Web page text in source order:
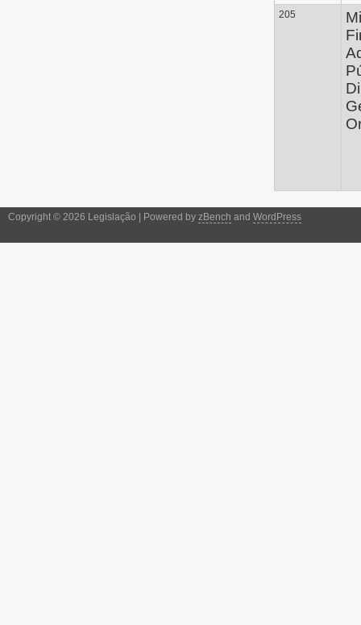
205
Copyright © 2026 Legislação | Powered by zBench and WordPress